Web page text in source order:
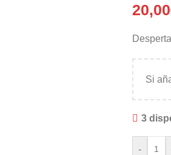
20,00
Si
3
-